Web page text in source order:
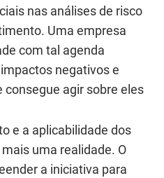
nas análises de risco
Uma empresa
com tal agenda
negativos e
consegue agir sobre eles
e a aplicabilidade dos
uma realidade. O
a iniciativa para